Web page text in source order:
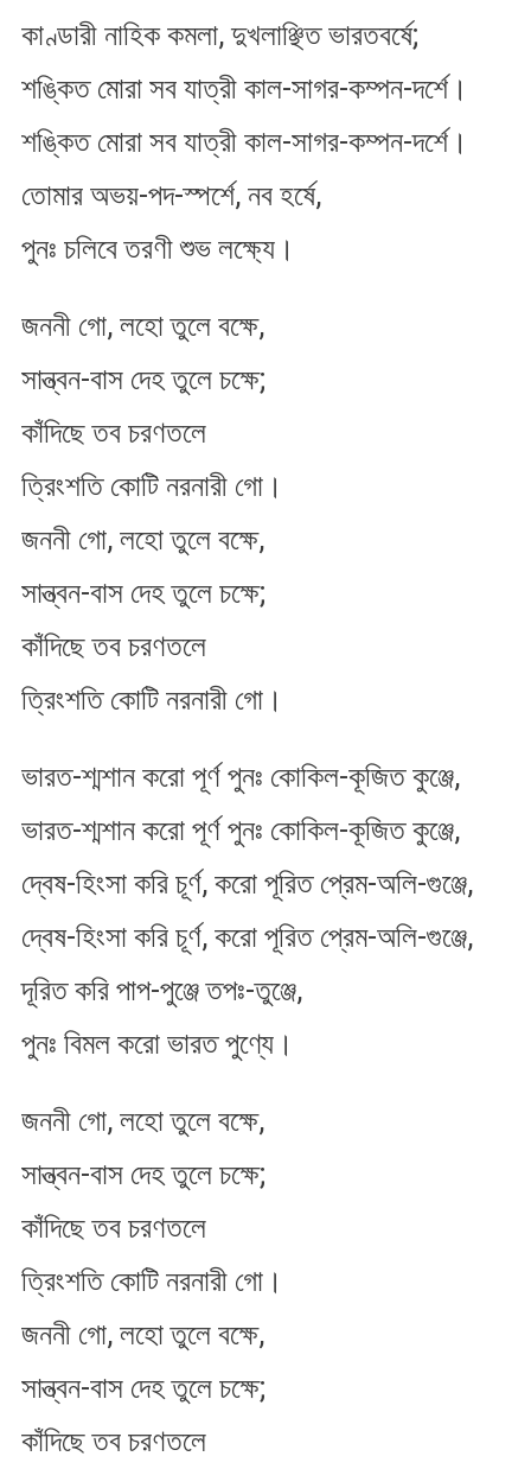
কাণ্ডারী নাহিক কমলা, দুখলাঞ্ছিত ভারতবর্ষে;
শঙ্কিত মোরা সব যাত্রী কাল-সাগর-কম্পন-দর্শে।
শঙ্কিত মোরা সব যাত্রী কাল-সাগর-কম্পন-দর্শে।
তোমার অভয়-পদ-স্পর্শে, নব হর্ষে,
পুনঃ চলিবে তরণী শুভ লক্ষ্যে।
জননী গো, লহো তুলে বক্ষে,
সান্ত্বন-বাস দেহ তুলে চক্ষে;
কাঁদিছে তব চরণতলে
ত্রিংশতি কোটি নরনারী গো।
জননী গো, লহো তুলে বক্ষে,
সান্ত্বন-বাস দেহ তুলে চক্ষে;
কাঁদিছে তব চরণতলে
ত্রিংশতি কোটি নরনারী গো।
ভারত-শ্মশান করো পূর্ণ পুনঃ কোকিল-কূজিত কুঞ্জে,
ভারত-শ্মশান করো পূর্ণ পুনঃ কোকিল-কূজিত কুঞ্জে,
দ্বেষ-হিংসা করি চূর্ণ, করো পূরিত প্রেম-অলি-গুঞ্জে,
দ্বেষ-হিংসা করি চূর্ণ, করো পূরিত প্রেম-অলি-গুঞ্জে,
দূরিত করি পাপ-পুঞ্জে তপঃ-তুঞ্জে,
পুনঃ বিমল করো ভারত পুণ্যে।
জননী গো, লহো তুলে বক্ষে,
সান্ত্বন-বাস দেহ তুলে চক্ষে;
কাঁদিছে তব চরণতলে
ত্রিংশতি কোটি নরনারী গো।
জননী গো, লহো তুলে বক্ষে,
সান্ত্বন-বাস দেহ তুলে চক্ষে;
কাঁদিছে তব চরণতলে